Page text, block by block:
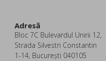
Adresă
Bloc 7C Bulevardul Unirii 12,
Strada Silvestri Constantin
1-14, București 040105